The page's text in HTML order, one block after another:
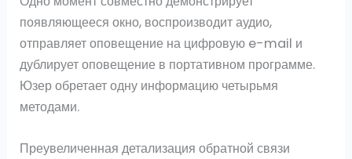
появляющееся окно, воспроизводит аудио,
отправляет оповещение на цифровую e-mail и
дублирует оповещение в портативном программе.
Юзер обретает одну информацию четырьмя
методами.
Преувеличенная детализация обратной связи